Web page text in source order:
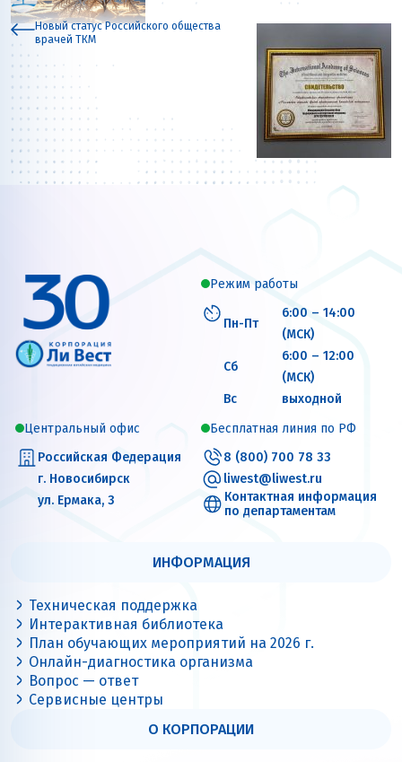
Новый статус Российского общества
врачей ТКМ
Режим работы
Пн-Пт
6:00 – 14:00
(МСК)
Сб
6:00 – 12:00
(МСК)
Вс
выходной
Центральный офис
Российская Федерация
г. Новосибирск
ул. Ермака, 3
Бесплатная линия по РФ
8 (800) 700 78 33
liwest@liwest.ru
Контактная информация
по департаментам
ИНФОРМАЦИЯ
Техническая поддержка
Интерактивная библиотека
План обучающих мероприятий на 2026 г.
Онлайн-диагностика организма
Вопрос — ответ
Сервисные центры
О КОРПОРАЦИИ